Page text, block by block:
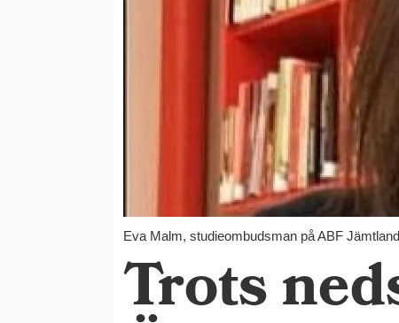
Eva Malm, studieombudsman på ABF
Trots